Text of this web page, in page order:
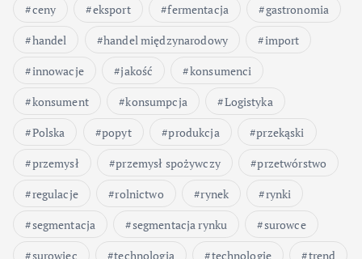
ceny
eksport fermentacja
gastronomia
handel
handel międzynarodowy
import
innowacje
jakość
konsumenci
konsument
konsumpcja
Logistyka
Polska
popyt produkcja
przekąski
przemysł
przemysł spożywczy
przetwórstwo
regulacje
rolnictwo rynek
rynki
segmentacja
segmentacja rynku
surowce
surowiec
technologia technologie
trend